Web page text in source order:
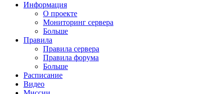
Информация
О проекте
Мониторинг сервера
Больше
Правила
Правила сервера
Правила форума
Больше
Расписание
Видео